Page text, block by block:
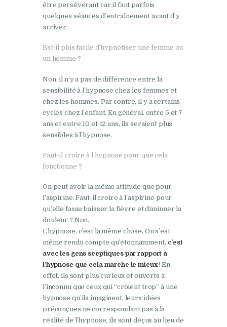
être persévérant car il faut parfois
quelques séances d’entraînement avant d’y
arriver.
Est-il plus facile d’hypnotiser une femme ou
un homme ?
Non, il n’y a pas de différence entre la
sensibilité à l’hypnose chez les femmes et
chez les hommes. Par contre, il y a certains
cycles chez l’enfant. En général, entre 5 et 7
ans et entre 10 et 12 ans, ils seraient plus
sensibles à l’hypnose.
Faut-il croire à l’hypnose pour que cela
fonctionne ?
On peut avoir la même attitude que pour
l’aspirine. Faut-il croire à l’aspirine pour
qu’elle fasse baisser la fièvre et diminuer la
douleur ? Non.
L’hypnose, c’est la même chose. On s’est
même rendu compte qu’étonnamment, c’est
avec les gens sceptiques par rapport à
l’hypnose que cela marche le mieux! En
effet, ils sont plus curieux et ouverts à
l’inconnu que ceux qui “croient trop” à une
hypnose qu’ils imaginent, leurs idées
préconçues ne correspondant pas à la
réalité de l’hypnose, ils sont déçus au lieu de